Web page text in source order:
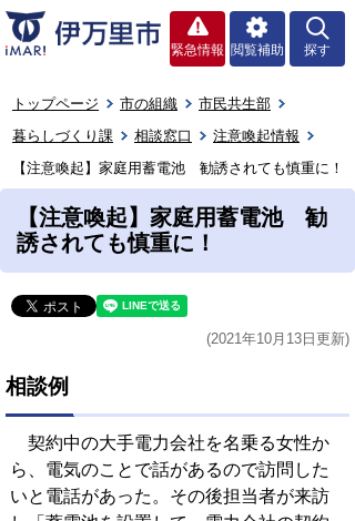
緊急情報 閲覧補助 探す
トップページ 市の組織
市民共生部
暮らしづくり課
相談窓口
注意喚起情報
【注意喚起】家庭用蓄電池 勧誘されても慎重に！
【注意喚起】家庭用蓄電池 勧
誘されても慎重に！
(2021年10月13日更新)
相談例
契約中の大手電力会社を名乗る女性か
ら、電気のことで話があるので訪問した
いと電話があった。その後担当者が来訪